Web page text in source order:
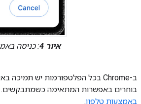
איור 4
בוחרים באפשרות המתאימה כשמתבקשים.
באמצעות טלפון.